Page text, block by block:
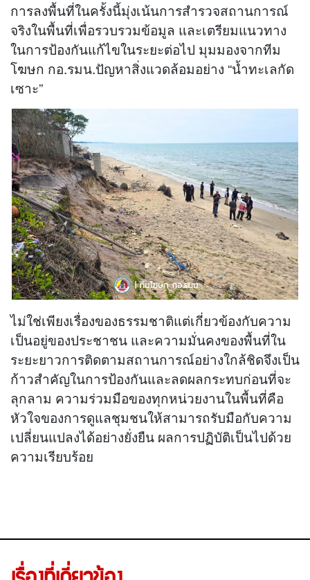
การลงพื้นที่ในครั้งนี้มุ่งเน้นการสำรวจสถานการณ์
จริงในพื้นที่เพื่อรวบรวมข้อมูล และเตรียมแนวทาง
ในการป้องกันแก้ไขในระยะต่อไป มุมมองจากทีม
โฆษก กอ.รมน.ปัญหาสิ่งแวดล้อมอย่าง “น้ำทะเลกัด
เซาะ”
ไม่ใช่เพียงเรื่องของธรรมชาติแต่เกี่ยวข้องกับความ
เป็นอยู่ของประชาชน และความมั่นคงของพื้นที่ใน
ระยะยาวการติดตามสถานการณ์อย่างใกล้ชิดจึงเป็น
ก้าวสำคัญในการป้องกันและลดผลกระทบก่อนที่จะ
ลุกลาม ความร่วมมือของทุกหน่วยงานในพื้นที่คือ
หัวใจของการดูแลชุมชนให้สามารถรับมือกับความ
เปลี่ยนแปลงได้อย่างยั่งยืน ผลการปฏิบัติเป็นไปด้วย
ความเรียบร้อย